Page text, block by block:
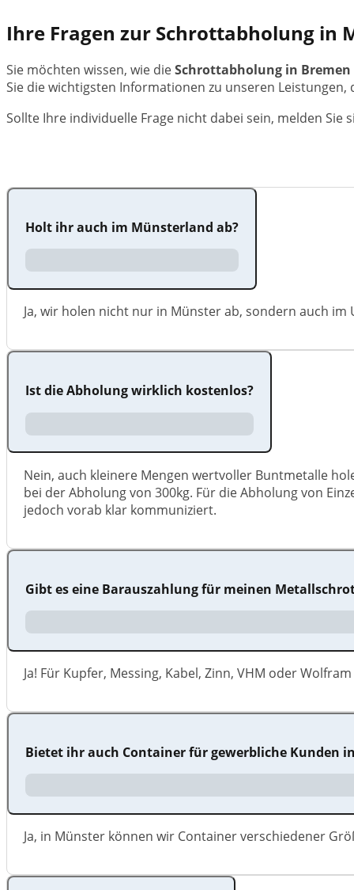
Ihre Fragen zur Schrottabholung in
Sie möchten wissen, wie dieSchrottabholung in Bremen
Sie die wichtigsten Informationen zu unseren
Sollte Ihre individuelle Frage nicht dabei sein, melden
Holt ihr auch im Münsterland ab?
Ja, wir holen nicht nur in Münster ab, sondern auch im
Ist die Abholung wirklich kostenlos?
Nein, auch kleinere Mengen wertvoller Buntmetalle
bei der Abholung von 300kg. Für die Abholung von
jedoch vorab klar kommuniziert.
Gibt es eine Barauszahlung für meinen
Ja! Für Kupfer, Messing, Kabel, Zinn, VHM oder
Bietet ihr auch Container für gewerbliche Kunden
Ja, in Münster können wir Container verschiedener